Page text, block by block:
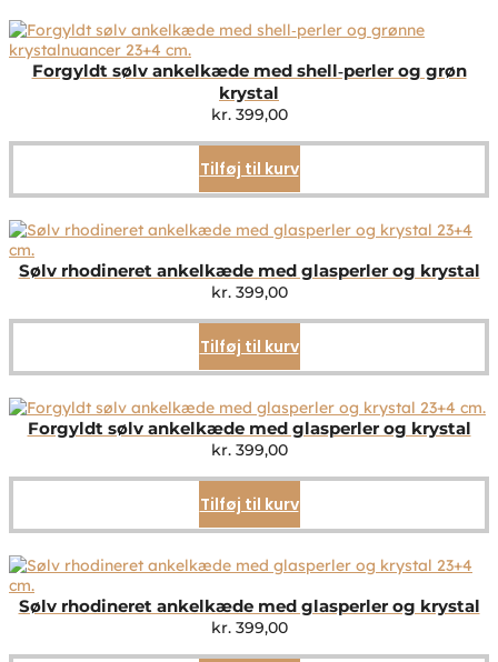
Forgyldt sølv ankelkæde med shell‑perler og grøn
krystal
kr.399,00
Tilføj til kurv
Sølv rhodineret ankelkæde med glasperler og krystal
kr.399,00
Tilføj til kurv
Forgyldt sølv ankelkæde med glasperler og krystal
kr.399,00
Tilføj til kurv
Sølv rhodineret ankelkæde med glasperler og krystal
kr.399,00